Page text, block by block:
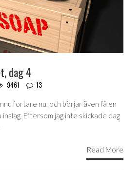
dag 4
9461 13
fortare nu, och börjar även få en
Eftersom jag inte skickade dag
Read More